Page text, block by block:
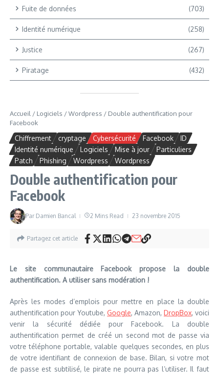
Fuite de données (703)
Identité numérique (258)
Justice (267)
Piratage (432)
Accueil / Logiciels /Wordpress / Double authentification pour
Facebook
Chiffrement cryptage Cybersécurité Facebook
ID
Identité numérique
Logiciels Mise à jour
Particuliers
Patch
Phishing Wordpress Wordpress
Double authentification pour
Facebook
Par Damien Bancal 2 Mins Read 23 novembre 2015
Partagez cet article
Le site communautaire Facebook propose la double
authentification. A utiliser sans modération !
Après les modes d’emplois pour mettre en place la double
authentification pour Youtube, Google, Amazon, DropBox, voici
venir la sécurité dédiée pour Facebook. La double
authentification permet de créé un second mot de passe via
votre téléphone portable, valable quelques secondes, en plus
de votre identifiant de connexion de base. Bilan, si votre mot
de passe est subtilisé, le pirate ne pourra pas l’utiliser. Il faut